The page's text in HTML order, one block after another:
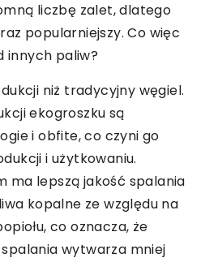
liczbę zalet, dlatego
popularniejszy. Co więc
innych paliw?
niż tradycyjny węgiel.
ekogroszku są
i obfite, co czyni go
i użytkowaniu.
ma lepszą jakość spalania
kopalne ze względu na
co oznacza, że
wytwarza mniej